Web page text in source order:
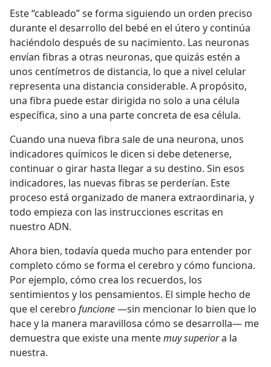
Este “cableado” se forma siguiendo un orden preciso
durante el desarrollo del bebé en el útero y continúa
haciéndolo después de su nacimiento. Las neuronas
envían fibras a otras neuronas, que quizás estén a
unos centímetros de distancia, lo que a nivel celular
representa una distancia considerable. A propósito,
una fibra puede estar dirigida no solo a una célula
específica, sino a una parte concreta de esa célula.
Cuando una nueva fibra sale de una neurona, unos
indicadores químicos le dicen si debe detenerse,
continuar o girar hasta llegar a su destino. Sin esos
indicadores, las nuevas fibras se perderían. Este
proceso está organizado de manera extraordinaria, y
todo empieza con las instrucciones escritas en
nuestro ADN.
Ahora bien, todavía queda mucho para entender por
completo cómo se forma el cerebro y cómo funciona.
Por ejemplo, cómo crea los recuerdos, los
sentimientos y los pensamientos. El simple hecho de
que el cerebro funcione—sin mencionar lo bien que lo
hace y la manera maravillosa cómo se desarrolla— me
demuestra que existe una mentemuy superiora la
nuestra.